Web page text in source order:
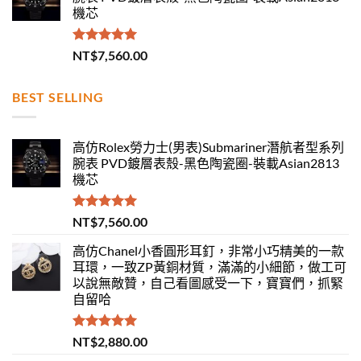
機芯
評分 5.00
滿分 5
NT$7,560.00
BEST SELLING
高仿Rolex勞力士(男表)Submariner潛航者型系列
腕表 PVD鍍層表殼-黑色陶瓷圈-裝載Asian2813
機芯
評分 5.00
滿分 5
NT$7,560.00
高仿Chanel小香圓形耳釘，非常小巧精美的一款
耳環，一致ZP黃銅材質，滿滿的小細節，做工可
以說無敵贊，自己看圖感受一下，寶寶們，抓緊
自留哈
評分 5.00
滿分 5
NT$2,880.00